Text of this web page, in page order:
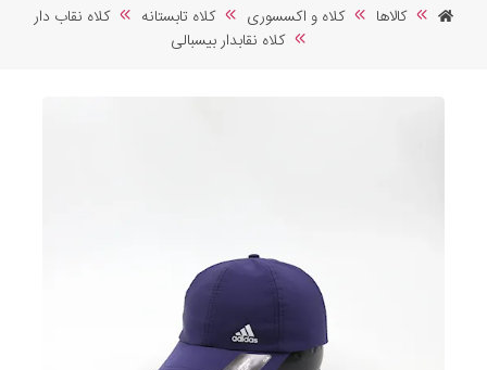
کالاها کلاه و اکسسوری کلاه تابستانه
کلاه نقاب دار
کلاه نقابدار بیسبالی